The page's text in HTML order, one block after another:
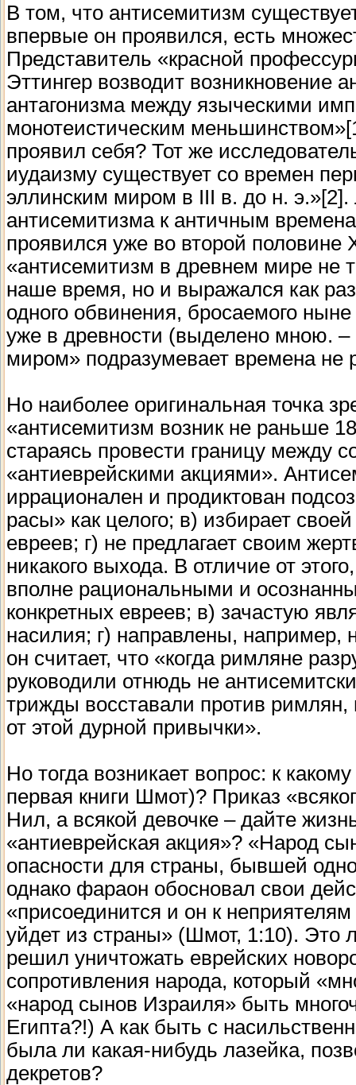
В том, что антисемитизм
впервые он проявился, есть
Представитель «красной
Эттингер возводит возникновение
антагонизма между языческими
монотеистическим
проявил себя? Тот же
иудаизму существует со времен
эллинским миром в III в. до н.
антисемитизма к античным
проявился уже во второй половине
«антисемитизм в древнем мире не
наше время, но и выражался как
одного обвинения, бросаемого
уже в древности (выделено мною.
миром» подразумевает времена не
Но наиболее оригинальная точка
«антисемитизм возник не раньше
стараясь провести границу между
«антиеврейскими акциями».
иррационален и продиктован
расы» как целого; в) избирает
евреев; г) не предлагает своим
никакого выхода. В отличие от
вполне рациональными и
конкретных евреев; в) зачастую
насилия; г) направлены,
он считает, что «когда римляне
руководили отнюдь не
трижды восставали против римлян,
от этой дурной привычки».
Но тогда возникает вопрос: к
первая книги Шмот)? Приказ
Нил, а всякой девочке – дайте
«антиеврейская акция»? «Народ
опасности для страны, бывшей
однако фараон обосновал свои
«присоединится и он к
уйдет из страны» (Шмот, 1:10). Это
решил уничтожать еврейских
сопротивления народа, который
«народ сынов Израиля» быть
Египта?!) А как быть с
была ли какая-нибудь лазейка,
декретов?